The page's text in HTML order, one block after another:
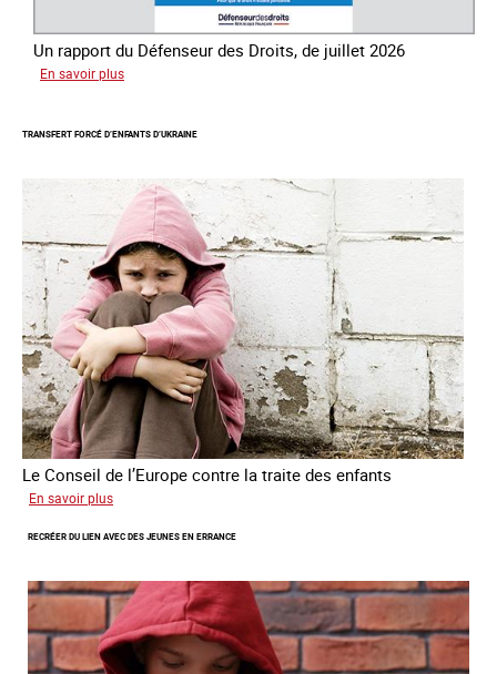
Un rapport du Défenseur des Droits, de juillet 2026
En savoir plus
les
victimes
de
traite
des
êtres
humains
TRANSFERT FORCÉ D’ENFANTS D’UKRAINE
Le Conseil de l’Europe contre la traite des enfants
En savoir plus
forcé
d’Ukraine
RECRÉER DU LIEN AVEC DES JEUNES EN ERRANCE